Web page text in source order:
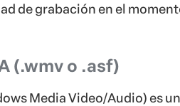
de grabación en el
(.wmv o .asf)
Media Video/Audio) es